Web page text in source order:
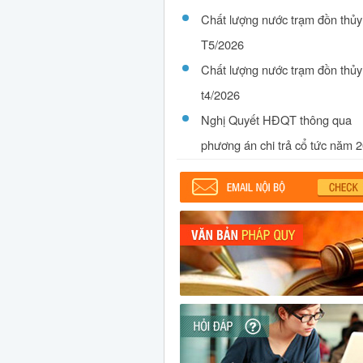
Chất lượng nước trạm đồn thủy
T5/2026
Chất lượng nước trạm đồn thủy
t4/2026
Nghị Quyết HĐQT thông qua
phương án chi trả cổ tức năm